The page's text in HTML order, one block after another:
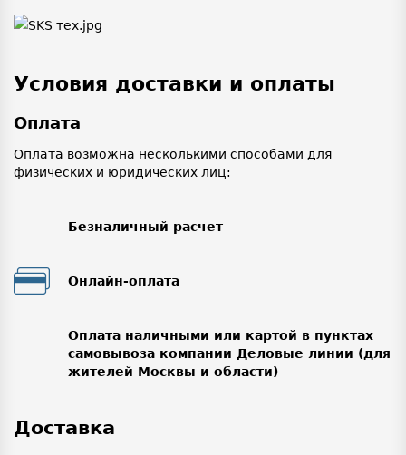
Условия доставки и оплаты
Оплата
Оплата возможна несколькими способами для
физических и юридических лиц:
Безналичный расчет
Онлайн-оплата
Оплата наличными или картой в пунктах
самовывоза компании Деловые линии (для
жителей Москвы и области)
Доставка